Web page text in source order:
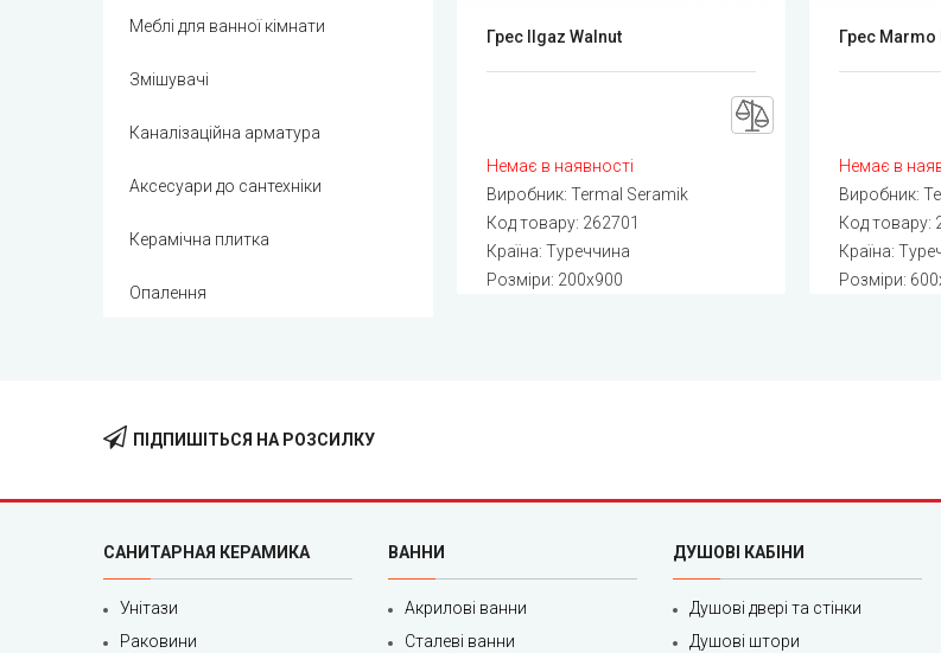
Меблі для ванної кімнати
Змішувачі
Каналізаційна арматура
Аксесуари до сантехніки
Керамічна плитка
Опалення
Грес Ilgaz Walnut
Немає в наявності
Виробник: Termal Seramik
Код товару: 262701
Країна: Туреччина
Розміри: 200x900
Грес
Немає в
Виробник:
Код товару:
Країна:
Розміри:
ПІДПИШІТЬСЯ НА РОЗСИЛКУ
САНИТАРНАЯ КЕРАМИКА
Унітази
Раковини
ВАННИ
Акрилові ванни
Сталеві ванни
ДУШОВІ КАБІНИ
Душові двері та стінки
Душові штори